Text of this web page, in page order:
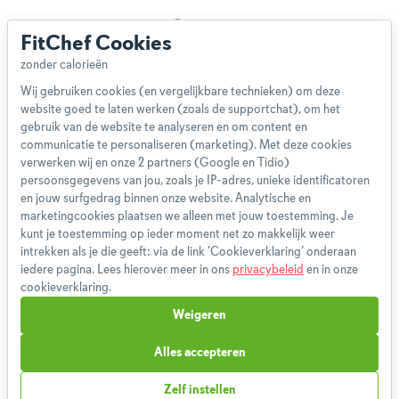
Over ons
Blog
Disclaimer
Gebruikersvoorwaarden
Methodologie
Privacybeleid
Cookieverklaring
Betaalmethoden
Klachtenprocedure
Bestelling herroepen
Boeken
FAQ
Contact
FitChef Cookies
Wij gebruiken cookies (en vergelijkbare technieken) om deze
website goed te laten werken (zoals de supportchat), om het
gebruik van de website te analyseren en om content en
communicatie te personaliseren (marketing). Met deze cookies
verwerken wij en onze 2 partners (Google en Tidio)
persoonsgegevens van jou, zoals je IP-adres, unieke identificatoren
en jouw surfgedrag binnen onze website. Analytische en
marketingcookies plaatsen we alleen met jouw toestemming. Je
kunt je toestemming op ieder moment net zo makkelijk weer
intrekken als je die geeft: via de link ‘Cookieverklaring’ onderaan
iedere pagina. Lees hierover meer in ons privacybeleid en in onze
cookieverklaring.
Zelf instellen
Weigeren
Alles accepteren